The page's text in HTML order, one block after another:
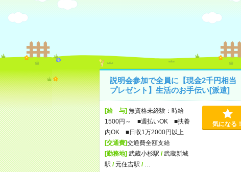
説明会参加で全員に【現金2千円相当
プレゼント】生活のお手伝い[派遣]
[給 与]無資格未経験：時給
1500円～ ■週払いOK ■扶養
内OK ■日収1万2000円以上
[交通費]交通費全額支給
[勤務地]武蔵小杉駅 /武蔵新城
駅 /元住吉駅 /
気になる！